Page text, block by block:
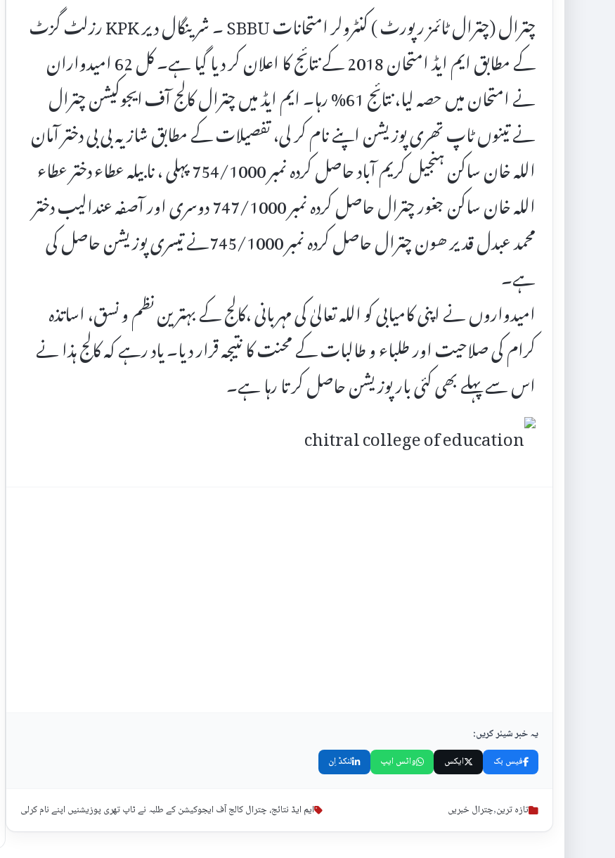
چترال (چترال ٹائمز رپورٹ ) کنٹرولر امتحانات SBBU ۔ شرینگال دیر KPK رزلٹ گزٹ
کے مطابق ایم ایڈ امتحان 2018 کے نتائج کا اعلان کر دیا گیا ہے۔ کل 62 امیدواران
نے امتحان میں حصہ لیا، نتائج 61% رہا۔ ایم ایڈ میں چترال کالج آف ایجوکیشن چترال
نے تینوں ٹاپ تھری پوزیشن اپنے نام کر لی، تفصیلات کے مطابق شازیہ بی بی دختر آمان
اللہ خان ساکن ہنجیل کریم آباد حاصل کردہ نمبر 754/1000 پہلی ، نابیلہ عطاء دختر عطاء
اللہ خان ساکن جغور چترال حاصل کردہ نمبر 747/1000 دوسری اور آصفہ عندالیب دختر
محمد عبدل قدیر ھون چترال حاصل کردہ نمبر 745/1000نے تیسری پوزیشن حاصل کی
ہے۔
امیدواروں نے اپنی کامیابی کو اللہ تعالیٰ کی مہربانی ،کالج کے بہترین نظم و نسق، اساتذہ
کرام کی صلاحیت اور طلباء و طالبات کے محنت کا نتیجہ قرار دیا۔ یاد رہے کہ کالج ہذا نے
اس سے پہلے بھی کئی بار پوزیشن حاصل کر تا رہا ہے۔
یہ خبر شیئر کریں:
فیس بک ایکس واٹس ایپ لنکڈ اِن
تازہ ترین,چترال خبریں ایم ایڈ نتائج، چترال کالج آف ایجوکیشن کے طلبہ نے ٹاپ تھری پوزیشنیں اپنے نام کرلی